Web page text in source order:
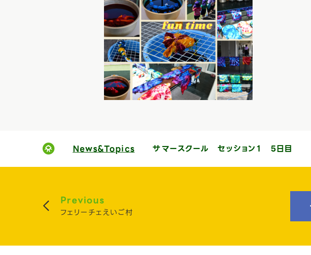
News&Topics サマースクール セッション１ ５日目
Previous
フェリーチェえいご村